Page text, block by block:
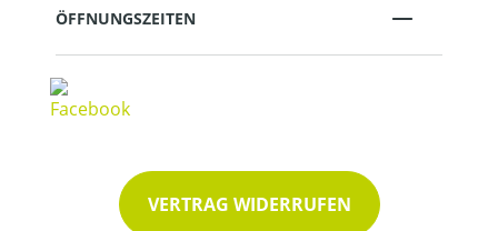
ÖFFNUNGSZEITEN
VERTRAG WIDERRUFEN